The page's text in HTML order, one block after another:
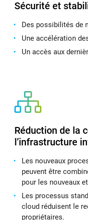
Sécurité et
Des possibilités de
Une accélération
Un accès aux
Réduction de la
l’infrastructure
Les nouveaux
peuvent être
pour les nouveaux
Les processus
cloud réduisent le
propriétaires.